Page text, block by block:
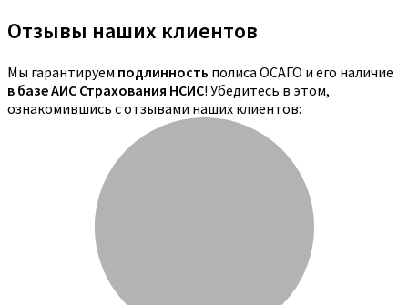
Отзывы наших клиентов
Мы гарантируем подлинность полиса ОСАГО и его наличие
в базе АИС Страхования НСИС! Убедитесь в этом,
ознакомившись с отзывами наших клиентов: